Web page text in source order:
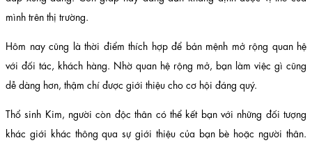
mình trên thị trường.
Hôm nay cũng là thời điểm thích hợp để bản mệnh mở rộng quan hệ
với đối tác, khách hàng. Nhờ quan hệ rộng mở, bạn làm việc gì cũng
dễ dàng hơn, thậm chí được giới thiệu cho cơ hội đáng quý.
Thổ sinh Kim, người còn độc thân có thể kết bạn với những đối tượng
khác giới khác thông qua sự giới thiệu của bạn bè hoặc người thân.